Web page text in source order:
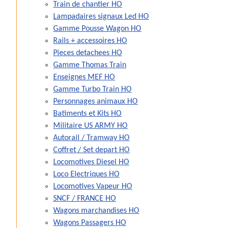
Train de chantier HO
Lampadaires signaux Led HO
Gamme Pousse Wagon HO
Rails + accessoires HO
Pieces detachees HO
Gamme Thomas Train
Enseignes MEF HO
Gamme Turbo Train HO
Personnages animaux HO
Batiments et Kits HO
Militaire US ARMY HO
Autorail / Tramway HO
Coffret / Set depart HO
Locomotives Diesel HO
Loco Electriques HO
Locomotives Vapeur HO
SNCF / FRANCE HO
Wagons marchandises HO
Wagons Passagers HO